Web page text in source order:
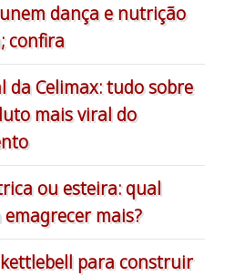
dança e nutrição
confira
da Celimax: tudo sobre
mais viral do
ou esteira: qual
mais?
para construir